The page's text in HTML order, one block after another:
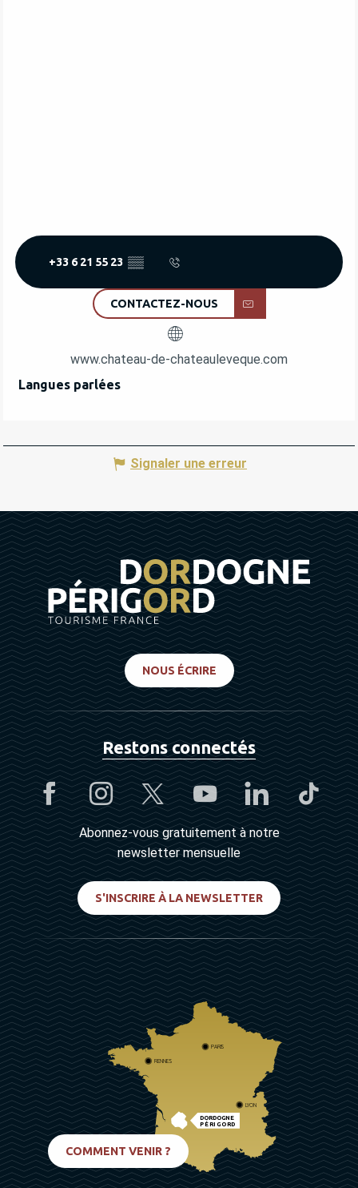
+33 6 21 55 23 ▒▒
CONTACTEZ-NOUS
www.chateau-de-chateauleveque.com
Langues parlées
Langues parlées
Signaler une erreur
NOUS ÉCRIRE
Restons connectés
Abonnez-vous gratuitement à notre
newsletter mensuelle
S'INSCRIRE À LA NEWSLETTER
DORDOGNE
PÉRIGORD
PARIS
RENNES
LYON
COMMENT VENIR ?